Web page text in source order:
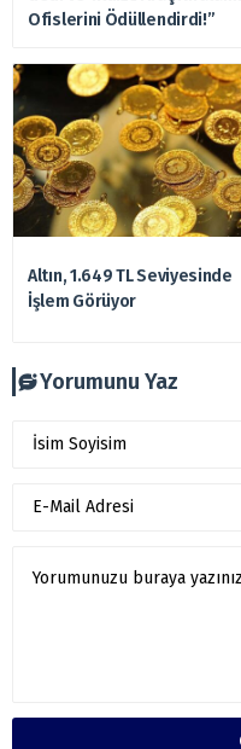
Ofislerini Ödüllendirdi!”
Altın, 1.649 TL Seviyesinde
İşlem Görüyor
Yorumunu Yaz